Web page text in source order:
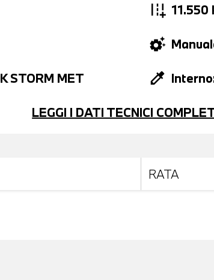
add_road 11.550
settings_suggest
STORM MET colorize
LEGGI I DATI TECNICI
RATA